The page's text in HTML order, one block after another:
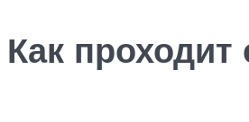
Как проходит